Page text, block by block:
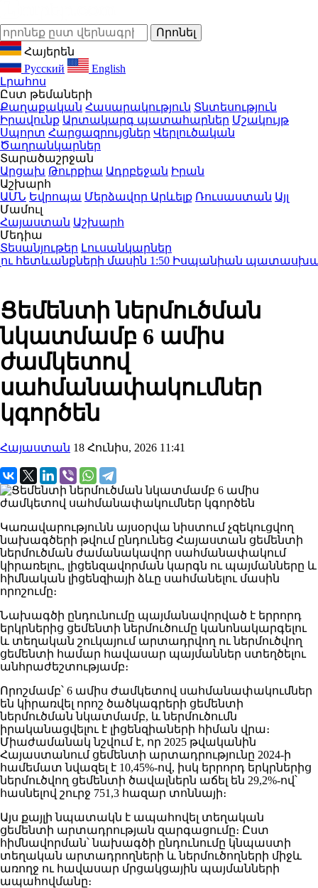
Հայերեն
Русский
English
Լրահոս
Ըստ թեմաների
Քաղաքական Հասարակություն Տնտեսություն
Իրավունք Արտակարգ պատահարներ Մշակույթ
Սպորտ Հարցազրույցներ Վերլուծական
Ծաղրանկարներ
Տարածաշրջան
Արցախ Թուրքիա Ադրբեջան Իրան
Աշխարհ
ԱՄՆ Եվրոպա Մերձավոր Արևելք Ռուսաստան Այլ
Մամուլ
Հայաստան Աշխարհ
Մեդիա
Տեսանյութեր Լուսանկարներ
մասին1:50 Իսպանիան պատասխան
Ցեմենտի ներմուծման
նկատմամբ 6 ամիս
ժամկետով
սահմանափակումներ
կգործեն
Հայաստան 18 Հունիս, 2026 11:41
Կառավարությունն այսօրվա նիստում չզեկուցվող
նախագծերի թվում ընդունեց Հայաստան ցեմենտի
ներմուծման ժամանակավոր սահմանափակում
կիրառելու, լիցենզավորման կարգն ու պայմանները և
հիմնական լիցենզիայի ձևը սահմանելու մասին
որոշումը։
Նախագծի ընդունումը պայմանավորված է երրորդ
երկրներից ցեմենտի ներմուծումը կանոնակարգելու
և տեղական շուկայում արտադրվող ու ներմուծվող
ցեմենտի համար հավասար պայմաններ ստեղծելու
անհրաժեշտությամբ։
Որոշմամբ՝ 6 ամիս ժամկետով սահմանափակումներ
են կիրառվել որոշ ծածկագրերի ցեմենտի
ներմուծման նկատմամբ, և ներմուծումն
իրականացվելու է լիցենզիաների հիման վրա։
Միաժամանակ նշվում է, որ 2025 թվականին
Հայաստանում ցեմենտի արտադրությունը 2024-ի
համեմատ նվազել է 10,45%-ով, իսկ երրորդ երկրներից
ներմուծվող ցեմենտի ծավալներն աճել են 29,2%-ով՝
հասնելով շուրջ 751,3 հազար տոննայի։
Այս քայլի նպատակն է ապահովել տեղական
ցեմենտի արտադրության զարգացումը։ Ըստ
հիմնավորման՝ նախագծի ընդունումը կնպաստի
տեղական արտադրողների և ներմուծողների միջև
առողջ ու հավասար մրցակցային պայմանների
ապահովմանը։